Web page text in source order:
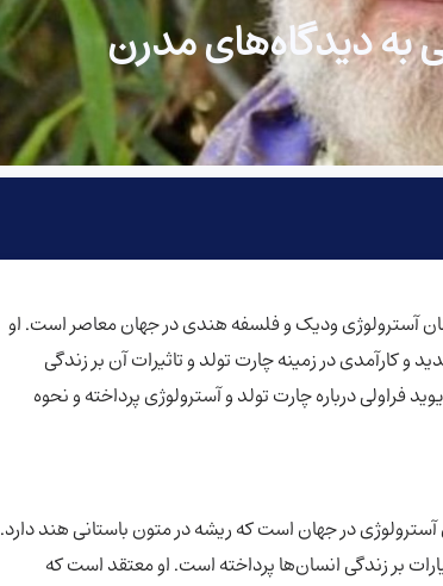
به دیدگاه‌های مدرن
آسترولوژی ودیک و فلسفه هندی در جهان معاصر است. او
کارآمدی در زمینه چارت تولد و تاثیرات آن بر زندگی
فراولی درباره چارت تولد و آسترولوژی پرداخته و نحوه
در جهان است که ریشه در متون باستانی هند دارد.
بر زندگی انسان‌ها پرداخته است. او معتقد است که